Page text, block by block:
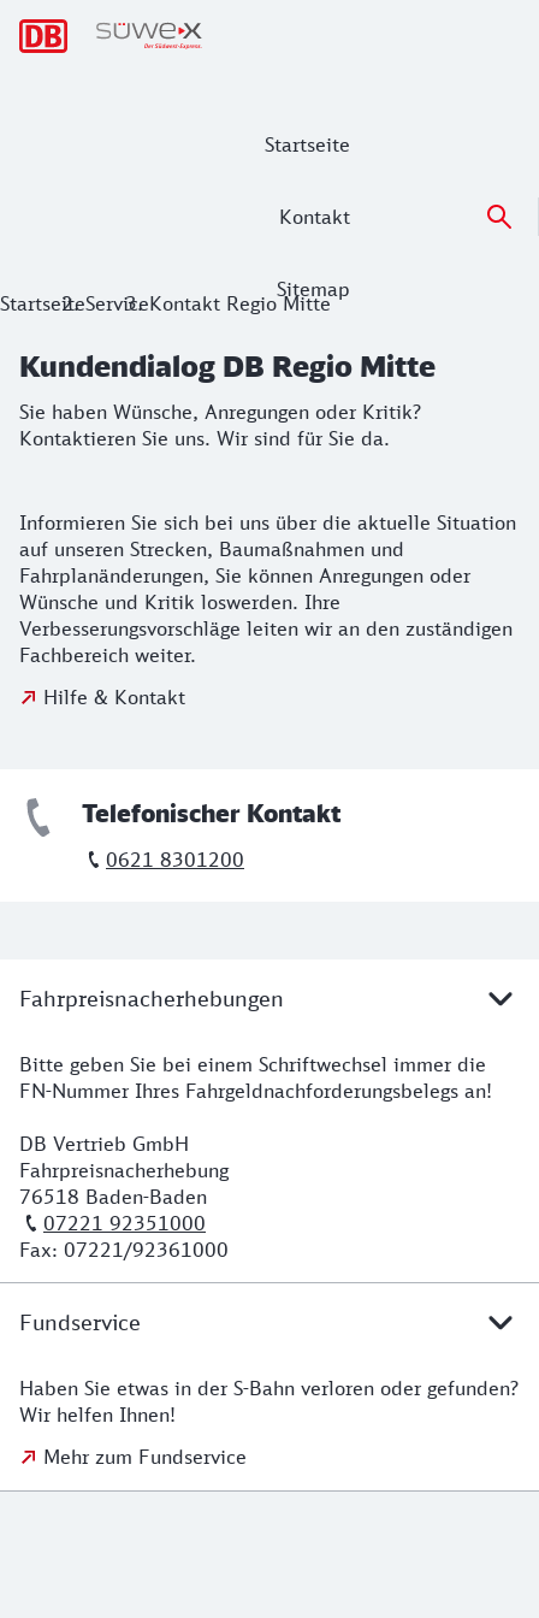
Startseite
Kontakt
Sitemap
Hauptnavigation
Kundendialog DB Regio Mitte
StartseiteServiceKontakt Regio Mitte
Kundendialog DB Regio Mitte
Sie haben Wünsche, Anregungen oder Kritik?
Kontaktieren Sie uns. Wir sind für Sie da.
Informieren Sie sich bei uns über die aktuelle Situation
auf unseren Strecken, Baumaßnahmen und
Fahrplanänderungen, Sie können Anregungen oder
Wünsche und Kritik loswerden. Ihre
Verbesserungsvorschläge leiten wir an den zuständigen
Fachbereich weiter.
Hilfe & Kontakt
Telefonischer Kontakt
0621 8301200
Fahrpreisnacherhebungen
Bitte geben Sie bei einem Schriftwechsel immer die
FN-Nummer Ihres Fahrgeldnachforderungsbelegs an!
DB Vertrieb GmbH
Fahrpreisnacherhebung
76518 Baden-Baden
07221 92351000
Fax: 07221/92361000
Fundservice
Haben Sie etwas in der S-Bahn verloren oder gefunden?
Wir helfen Ihnen!
Mehr zum Fundservice